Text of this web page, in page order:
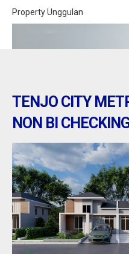
Property Unggulan
banten : sewa
TENJO CITY
NON BI